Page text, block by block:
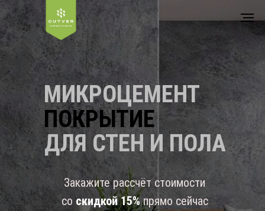
ДЛЯ СТЕН И ПОЛА
МИКРОЦЕМЕНТ
ПОКРЫТИЕ
Закажите рассчёт стоимости
со скидкой 15%прямо сейчас